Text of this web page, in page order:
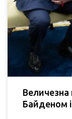
Величезна
Байденом